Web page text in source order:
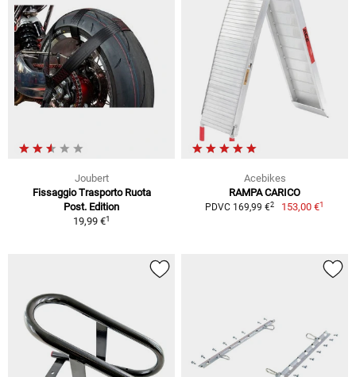
Joubert
Fissaggio Trasporto Ruota
Post. Edition
19,99 €1
Acebikes
RAMPA CARICO
PDVC 169,99 €2 153,00 €1